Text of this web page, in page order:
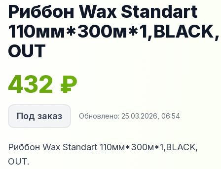
Риббон Wax Standart
110мм*300м*1,BLACK,
OUT
432 ₽
Под заказ Обновлено: 25.03.2026, 06:54
Риббон Wax Standart 110мм*300м*1,BLACK,
OUT.